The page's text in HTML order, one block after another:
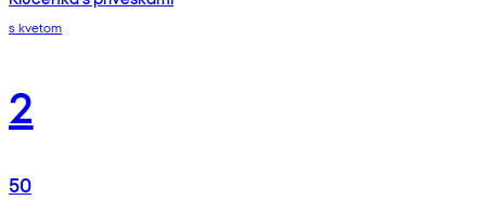
s kvetom
2
50